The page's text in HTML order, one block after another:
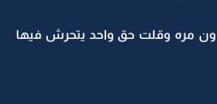
مره وقلت حق واحد يتحرش فيها